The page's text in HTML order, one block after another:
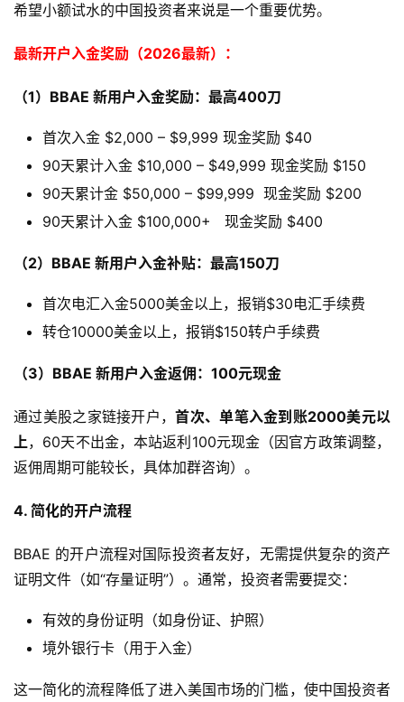
希望小额试水的中国投资者来说是一个重要优势。
最新开户入金奖励（2026最新）：
（1）BBAE 新用户入金奖励：最高400刀
首次入金 $2,000 – $9,999 现金奖励 $40
90天累计入金 $10,000 – $49,999 现金奖励 $150
90天累计金 $50,000 – $99,999 现金奖励 $200
90天累计入金 $100,000+ 现金奖励 $400
（2）BBAE 新用户入金补贴：最高150刀
首次电汇入金5000美金以上，报销$30电汇手续费
转仓10000美金以上，报销$150转户手续费
（3）BBAE 新用户入金返佣：100元现金
通过美股之家链接开户，首次、单笔入金到账2000美元以
上，60天不出金，本站返利100元现金（因官方政策调整，
返佣周期可能较长，具体加群咨询）。
4. 简化的开户流程
BBAE 的开户流程对国际投资者友好，无需提供复杂的资产
证明文件（如“存量证明”）。通常，投资者需要提交：
有效的身份证明（如身份证、护照）
境外银行卡（用于入金）
这一简化的流程降低了进入美国市场的门槛，使中国投资者